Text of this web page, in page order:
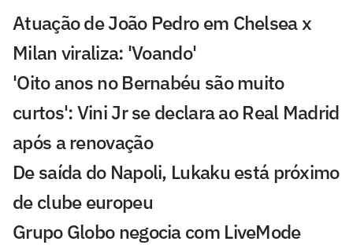
Atuação de João Pedro em Chelsea x
Milan viraliza: 'Voando'
'Oito anos no Bernabéu são muito
curtos': Vini Jr se declara ao Real Madrid
após a renovação
De saída do Napoli, Lukaku está próximo
de clube europeu
Grupo Globo negocia com LiveMode